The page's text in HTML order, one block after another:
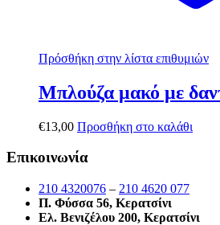
Πρόσθήκη στην λίστα επιθυμιών
Μπλούζα μακό με
€13,00 Προσθήκη στο καλάθι
Επικοινωνία
210 4320076 – 210 4620 077
Π. Φύσσα 56, Κερατσίνι
Ελ. Βενιζέλου 200, Κερατσίνι